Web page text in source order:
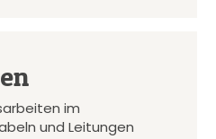
im
und Leitungen